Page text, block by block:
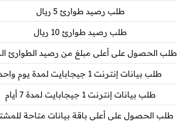
طلب رصيد طوارئ 5 ريال
طلب رصيد طوارئ 10 ريال
طلب الحصول على أعلى مبلغ من رصيد الطوارئ
طلب بيانات إنترنت 1 جيجابايت لمدة يوم واحد
طلب بيانات إنترنت 1 جيجابايت لمدة 7 أيام
طلب الحصول على أعلى باقة بيانات متاحة